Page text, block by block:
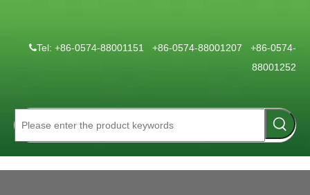
Tel: +86-0574-88001151 +86-0574-88001207 +86-0574-
88001252